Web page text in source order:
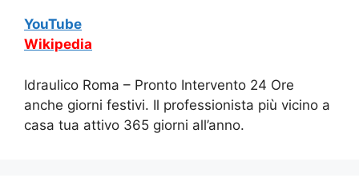
YouTube
Wikipedia
Idraulico Roma – Pronto Intervento 24 Ore
anche giorni festivi. Il professionista più vicino a
casa tua attivo 365 giorni all’anno.